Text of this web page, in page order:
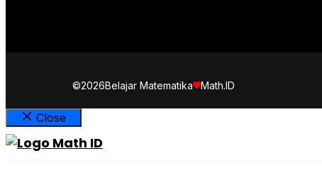
©2026Belajar Matematika Math.ID
Close